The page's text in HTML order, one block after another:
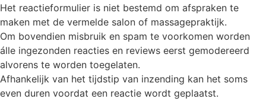
Het reactieformulier is niet bestemd om afspraken te
maken met de vermelde salon of massagepraktijk.
Om bovendien misbruik en spam te voorkomen worden
álle ingezonden reacties en reviews eerst gemodereerd
alvorens te worden toegelaten.
Afhankelijk van het tijdstip van inzending kan het soms
even duren voordat een reactie wordt geplaatst.